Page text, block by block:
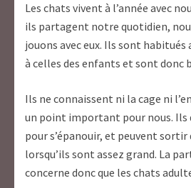
Les chats vivent à l’année avec
ils partagent notre quotidien,
jouons avec eux. Ils sont habitués
à celles des enfants et sont donc
Ils ne connaissent ni la cage ni
un point important pour nous. Ils
pour s’épanouir, et peuvent
lorsqu’ils sont assez grand. La
concerne donc que les chats